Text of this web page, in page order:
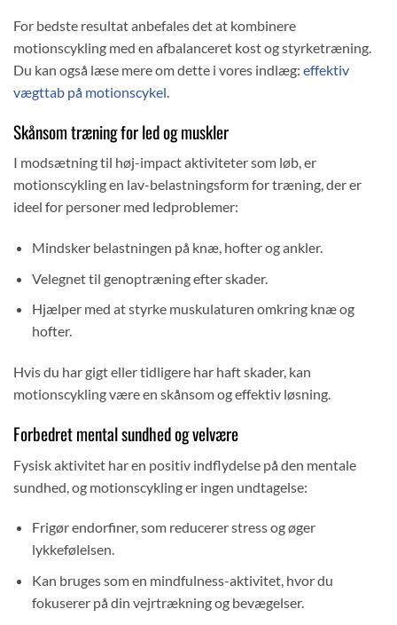
For bedste resultat anbefales det at kombinere
motionscykling med en afbalanceret kost og styrketræning.
Du kan også læse mere om dette i vores indlæg: effektiv
vægttab på motionscykel.
Skånsom træning for led og muskler
I modsætning til høj-impact aktiviteter som løb, er
motionscykling en lav-belastningsform for træning, der er
ideel for personer med ledproblemer:
Mindsker belastningen på knæ, hofter og ankler.
Velegnet til genoptræning efter skader.
Hjælper med at styrke muskulaturen omkring knæ og
hofter.
Hvis du har gigt eller tidligere har haft skader, kan
motionscykling være en skånsom og effektiv løsning.
Forbedret mental sundhed og velvære
Fysisk aktivitet har en positiv indflydelse på den mentale
sundhed, og motionscykling er ingen undtagelse:
Frigør endorfiner, som reducerer stress og øger
lykkefølelsen.
Kan bruges som en mindfulness-aktivitet, hvor du
fokuserer på din vejrtrækning og bevægelser.